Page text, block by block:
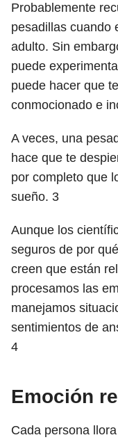
Probablemente
pesadillas cuando
adulto. Sin
puede
puede hacer que
conmocionado e
A veces, una
hace que te
por completo que
sueño. 3
Aunque los
seguros de por
creen que están
procesamos las
manejamos
sentimientos de
4
Emoción
Cada persona